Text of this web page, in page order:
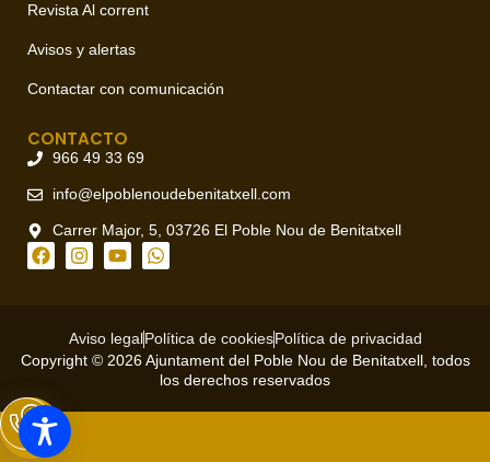
Revista Al corrent
Avisos y alertas
Contactar con comunicación
CONTACTO
966 49 33 69
info@elpoblenoudebenitatxell.com
Carrer Major, 5, 03726 El Poble Nou de Benitatxell
Aviso legalPolítica de cookiesPolítica de privacidad
Copyright © 2026 Ajuntament del Poble Nou de Benitatxell, todos
los derechos reservados